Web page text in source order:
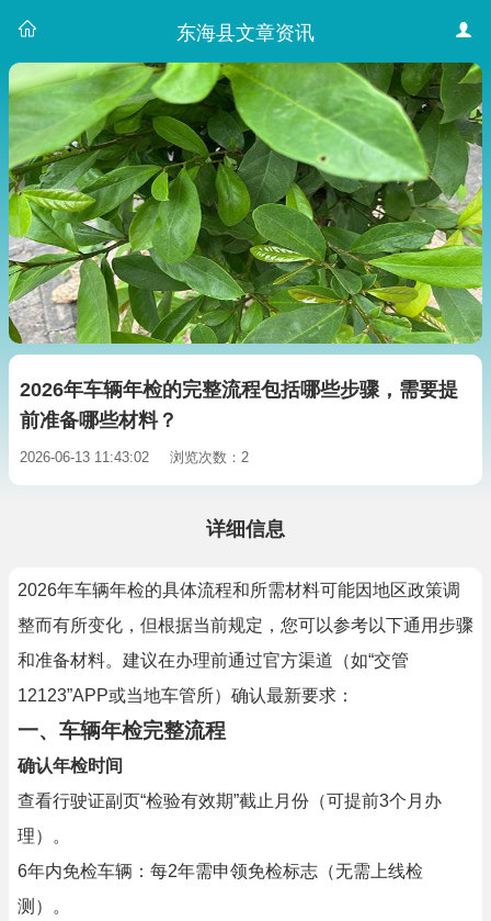
东海县文章资讯
2026年车辆年检的完整流程包括哪些步骤，需要提
前准备哪些材料？
2026-06-13 11:43:02 浏览次数：2
详细信息
2026年车辆年检的具体流程和所需材料可能因地区政策调
整而有所变化，但根据当前规定，您可以参考以下通用步骤
和准备材料。建议在办理前通过官方渠道（如“交管
12123”APP或当地车管所）确认最新要求：
一、车辆年检完整流程
确认年检时间
查看行驶证副页“检验有效期”截止月份（可提前3个月办
理）。
6年内免检车辆：每2年需申领免检标志（无需上线检
测）。